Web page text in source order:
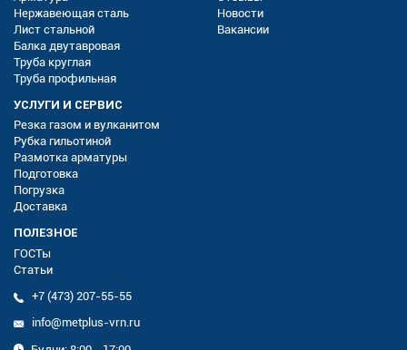
Нержавеющая сталь
Лист стальной
Балка двутавровая
Труба круглая
Труба профильная
Новости
Вакансии
УСЛУГИ И СЕРВИС
Резка газом и вулканитом
Рубка гильотиной
Размотка арматуры
Подготовка
Погрузка
Доставка
ПОЛЕЗНОЕ
ГОСТы
Статьи
+7 (473) 207-55-55
info@metplus-vrn.ru